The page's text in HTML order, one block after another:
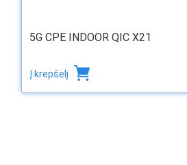
5G CPE INDOOR QIC X21
Į krepšelį